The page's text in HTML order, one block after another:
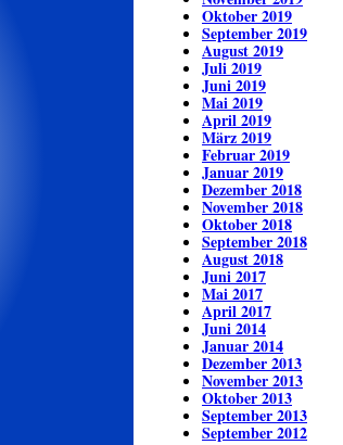
Oktober 2019
September 2019
August 2019
Juli 2019
Juni 2019
Mai 2019
April 2019
März 2019
Februar 2019
Januar 2019
Dezember 2018
November 2018
Oktober 2018
September 2018
August 2018
Juni 2017
Mai 2017
April 2017
Juni 2014
Januar 2014
Dezember 2013
November 2013
Oktober 2013
September 2013
September 2012